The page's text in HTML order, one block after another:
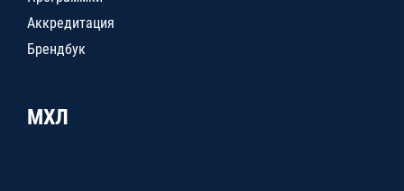
Аккредитация
Брендбук
МХЛ